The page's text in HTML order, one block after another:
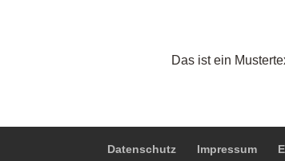
Das ist ein
Datenschutz Impressum